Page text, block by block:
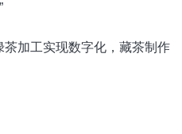
加工实现数字化，藏茶制作